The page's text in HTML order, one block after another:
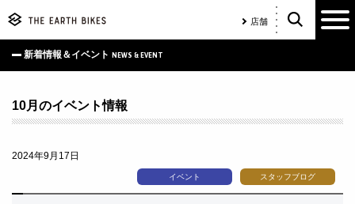
店舗
新着情報＆イベント NEWS & EVENT
10月のイベント情報
2024年9月17日
イベント スタッフブログ